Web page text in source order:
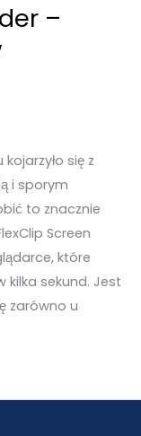
–
się z
i sporym
to znacznie
Screen
które
kilka sekund. Jest
zarówno u